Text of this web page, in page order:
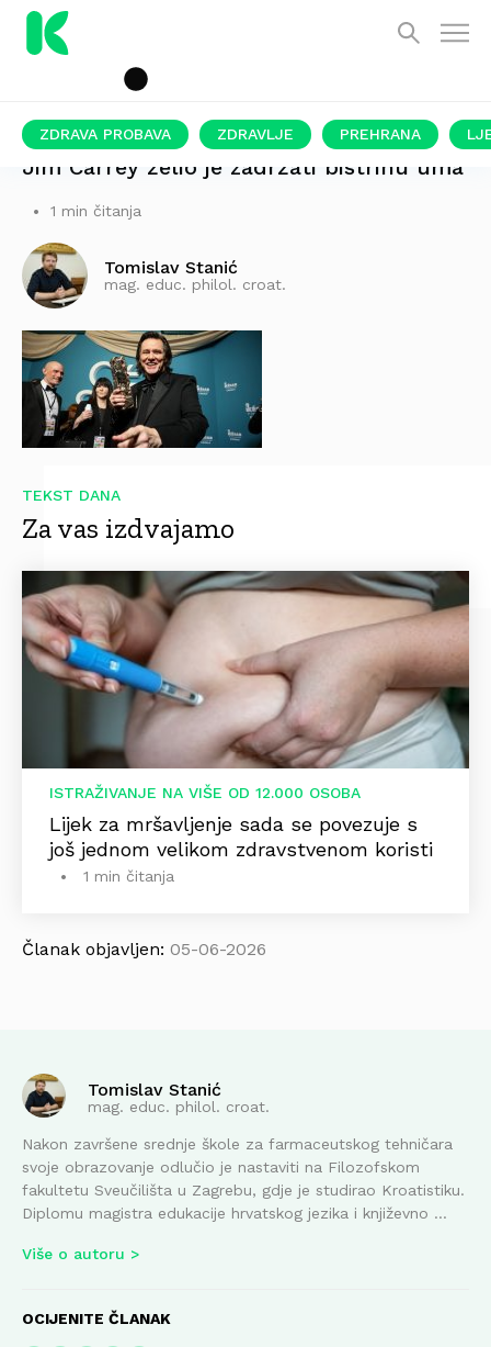
ZDRAVA PROBAVA ZDRAVLJE PREHRANA
Jim Carrey želio je zadržati bistrinu uma
1 min čitanja
Tomislav Stanić
mag. educ. philol. croat.
TEKST DANA
Za vas izdvajamo
ISTRAŽIVANJE NA VIŠE OD 12.000 OSOBA
Lijek za mršavljenje sada se povezuje s
još jednom velikom zdravstvenom koristi
1 min čitanja
Članak objavljen: 05-06-2026
Tomislav Stanić
mag. educ. philol. croat.
Nakon završene srednje škole za farmaceutskog tehničara
svoje obrazovanje odlučio je nastaviti na Filozofskom
fakultetu Sveučilišta u Zagrebu, gdje je studirao Kroatistiku.
Diplomu magistra edukacije hrvatskog jezika i književno ...
Više o autoru
OCIJENITE ČLANAK